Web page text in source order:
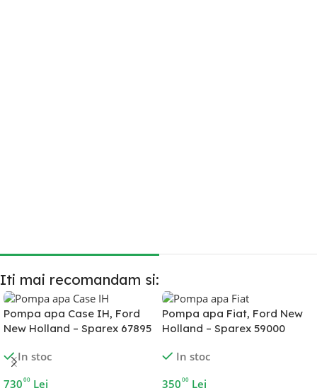
Iti mai recomandam si:
Pompa apa Case IH, Ford
New Holland – Sparex 67895
In stoc
73000 Lei
Pompa apa Fiat, Ford New
Holland – Sparex 59000
In stoc
35000 Lei